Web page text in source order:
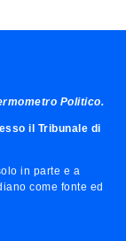
Politico.
il Tribunale di
in parte e a
come fonte ed